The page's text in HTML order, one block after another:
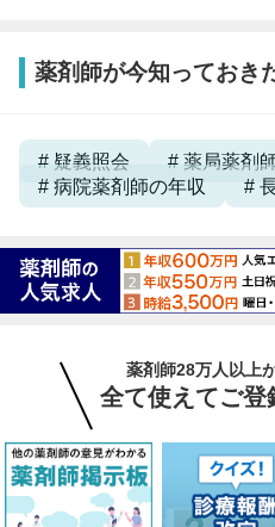
薬剤師が今知っておき
疑義照会
薬局薬剤
病院薬剤師の年収
薬剤師28万人以上
全て使えてご登